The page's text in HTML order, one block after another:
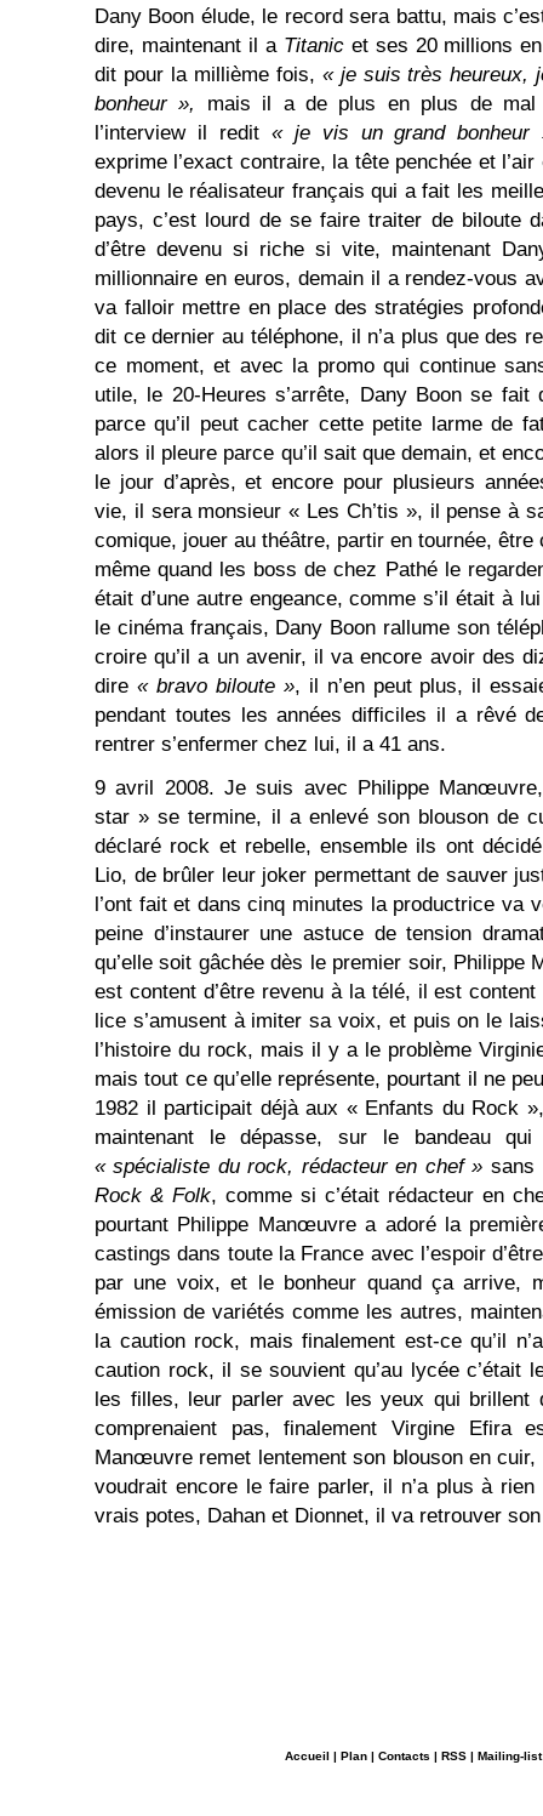
Dany Boon élude, le record sera battu, mais
dire, maintenant il a Titanic et ses 20 millions
dit pour la millième fois, « je suis très heureux,
bonheur », mais il a de plus en plus de mal
l’interview il redit « je vis un grand bonheur
exprime l’exact contraire, la tête penchée et l’air
devenu le réalisateur français qui a fait les
pays, c’est lourd de se faire traiter de biloute
d’être devenu si riche si vite, maintenant
millionnaire en euros, demain il a rendez-vous
va falloir mettre en place des stratégies
dit ce dernier au téléphone, il n’a plus que des
ce moment, et avec la promo qui continue
utile, le 20-Heures s’arrête, Dany Boon se fait
parce qu’il peut cacher cette petite larme de
alors il pleure parce qu’il sait que demain, et
le jour d’après, et encore pour plusieurs
vie, il sera monsieur « Les Ch’tis », il pense à
comique, jouer au théâtre, partir en tournée, être
même quand les boss de chez Pathé le
était d’une autre engeance, comme s’il était à
le cinéma français, Dany Boon rallume son
croire qu’il a un avenir, il va encore avoir des
dire « bravo biloute », il n’en peut plus, il
pendant toutes les années difficiles il a rêvé
rentrer s’enfermer chez lui, il a 41 ans.
9 avril 2008. Je suis avec Philippe
star » se termine, il a enlevé son blouson de
déclaré rock et rebelle, ensemble ils ont
Lio, de brûler leur joker permettant de sauver
l’ont fait et dans cinq minutes la productrice va
peine d’instaurer une astuce de tension
qu’elle soit gâchée dès le premier soir,
est content d’être revenu à la télé, il est
lice s’amusent à imiter sa voix, et puis on le
l’histoire du rock, mais il y a le problème
mais tout ce qu’elle représente, pourtant il ne
1982 il participait déjà aux « Enfants du Rock
maintenant le dépasse, sur le bandeau
« spécialiste du rock, rédacteur en chef » sans
Rock & Folk, comme si c’était rédacteur en
pourtant Philippe Manœuvre a adoré la
castings dans toute la France avec l’espoir
par une voix, et le bonheur quand ça arrive,
émission de variétés comme les autres,
la caution rock, mais finalement est-ce qu’il
caution rock, il se souvient qu’au lycée c’était
les filles, leur parler avec les yeux qui brillent
comprenaient pas, finalement Virgine Efira
Manœuvre remet lentement son blouson en
voudrait encore le faire parler, il n’a plus à
vrais potes, Dahan et Dionnet, il va retrouver
Accueil | Plan | Contacts | RSS | Mailing-list